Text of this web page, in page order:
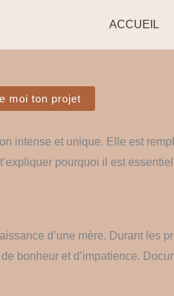
ACCUEIL
moi ton projet
intense et unique. Elle est
pourquoi il est
d’une mère. Durant
bonheur et d’impatience.